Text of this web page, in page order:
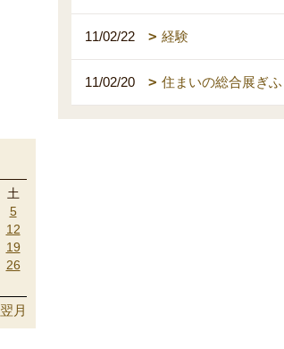
11/02/22 経験
11/02/20 住まいの総合展ぎふ
土
5
12
19
26
翌月